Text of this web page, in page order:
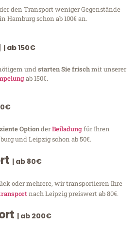
den Transport weniger Gegenstände
in Hamburg schon ab 100€ an.
| ab 150€
undstarten Sie frischmit unserer
ab 150€.
OptionderBeiladungfür Ihren
und Leipzig schon ab 50€.
| ab 80€
oder mehrere, wir transportieren Ihre
nach Leipzig preiswert ab 80€.
| ab 200€